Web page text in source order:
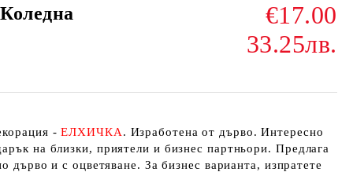
€17.00
33.25лв.
-ЕЛХИЧКА. Изработена от дърво. Интересно
на близки, приятели и бизнес партньори. Предлага
дърво и с оцветяване. За бизнес варианта, изпратете